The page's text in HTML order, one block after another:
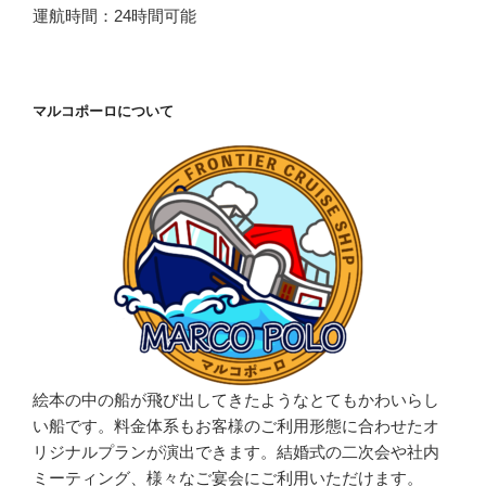
運航時間：24時間可能
マルコポーロについて
絵本の中の船が飛び出してきたようなとてもかわいらし
い船です。料金体系もお客様のご利用形態に合わせたオ
リジナルプランが演出できます。結婚式の二次会や社内
ミーティング、様々なご宴会にご利用いただけます。